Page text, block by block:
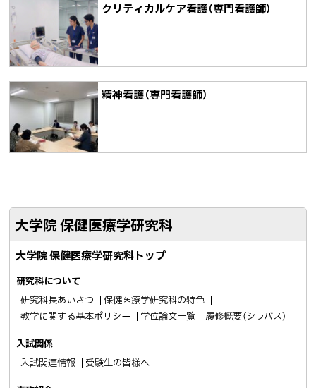
クリティカルケア看護（専門看護師）
精神看護（専門看護師）
大学院 保健医療学研究科
大学院 保健医療学研究科トップ
研究科について
研究科長あいさつ
保健医療学研究科の特色
教学に関する基本ポリシー
学位論文一覧 履修概要（シラバス）
入試関係
入試関連情報
受験生の皆様へ